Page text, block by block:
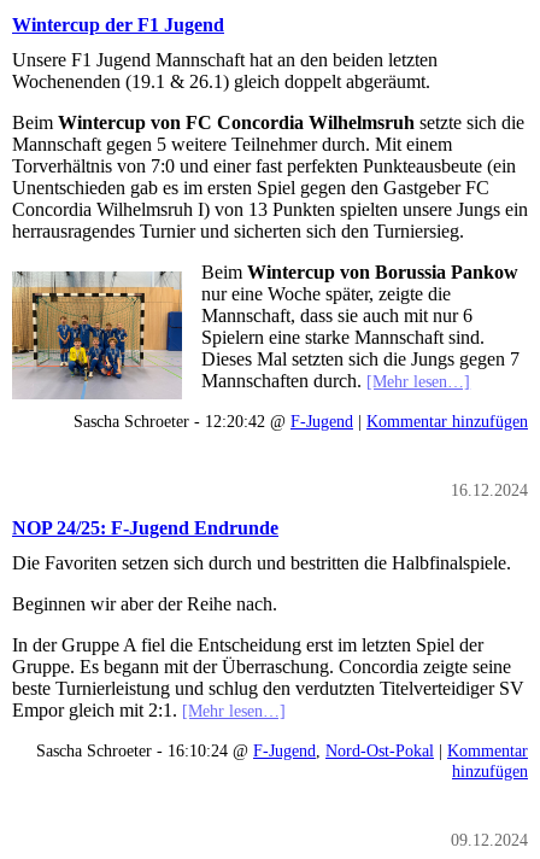
Wintercup der F1 Jugend
Unsere F1 Jugend Mannschaft hat an den beiden letzten
Wochenenden (19.1 & 26.1) gleich doppelt abgeräumt.
Beim Wintercup von FC Concordia Wilhelmsruh setzte sich die
Mannschaft gegen 5 weitere Teilnehmer durch. Mit einem
Torverhältnis von 7:0 und einer fast perfekten Punkteausbeute (ein
Unentschieden gab es im ersten Spiel gegen den Gastgeber FC
Concordia Wilhelmsruh I) von 13 Punkten spielten unsere Jungs ein
herrausragendes Turnier und sicherten sich den Turniersieg.
BeimWintercup von Borussia Pankow
nur eine Woche später, zeigte die
Mannschaft, dass sie auch mit nur 6
Spielern eine starke Mannschaft sind.
Dieses Mal setzten sich die Jungs gegen 7
Mannschaften durch. [Mehr lesen…]
Sascha Schroeter - 12:20:42 @ F-Jugend | Kommentar hinzufügen
16.12.2024
NOP 24/25: F-Jugend Endrunde
Die Favoriten setzen sich durch und bestritten die Halbfinalspiele.
Beginnen wir aber der Reihe nach.
In der Gruppe A fiel die Entscheidung erst im letzten Spiel der
Gruppe. Es begann mit der Überraschung. Concordia zeigte seine
beste Turnierleistung und schlug den verdutzten Titelverteidiger SV
Empor gleich mit 2:1. [Mehr lesen…]
Sascha Schroeter - 16:10:24 @ F-Jugend, Nord-Ost-Pokal | Kommentar
hinzufügen
09.12.2024